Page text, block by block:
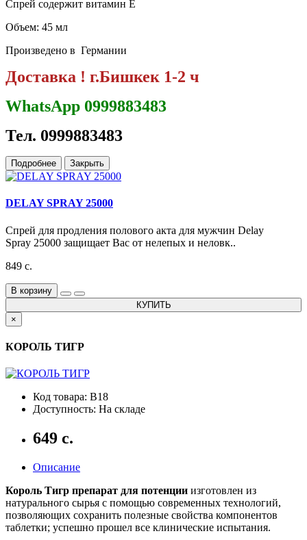
Спрей содержит витамин Е
Объем: 45 мл
Произведено в Германии
Доставка ! г.Бишкек 1-2 ч
WhatsApp 0999883483
Тел. 0999883483
Подробнее Закрыть
DELAY SPRAY 25000
Спрей для продления полового акта для мужчин Delay
Spray 25000 защищает Вас от нелепых и неловк..
849 с.
В корзину
КУПИТЬ
×
КОРОЛЬ ТИГР
Код товара: B18
Доступность: На складе
649 с.
Описание
Король Тигр препарат для потенции изготовлен из
натурального сырья с помощью современных технологий,
позволяющих сохранить полезные свойства компонентов
таблетки; успешно прошел все клинические испытания.